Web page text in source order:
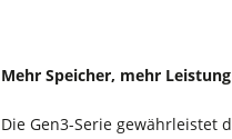
Mehr Speicher, mehr Leistung
Die Gen3-Serie gewährleistet